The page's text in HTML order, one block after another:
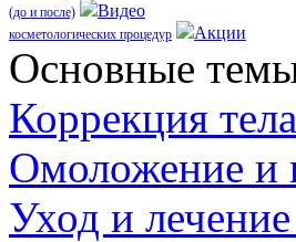
(до и после) Видео
косметологических процедур Акции
Оcновные темы
Коррекция тела
Омоложение и
Уход и